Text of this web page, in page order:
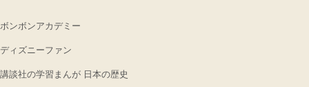
ボンボンアカデミー
ディズニーファン
講談社の学習まんが 日本の歴史